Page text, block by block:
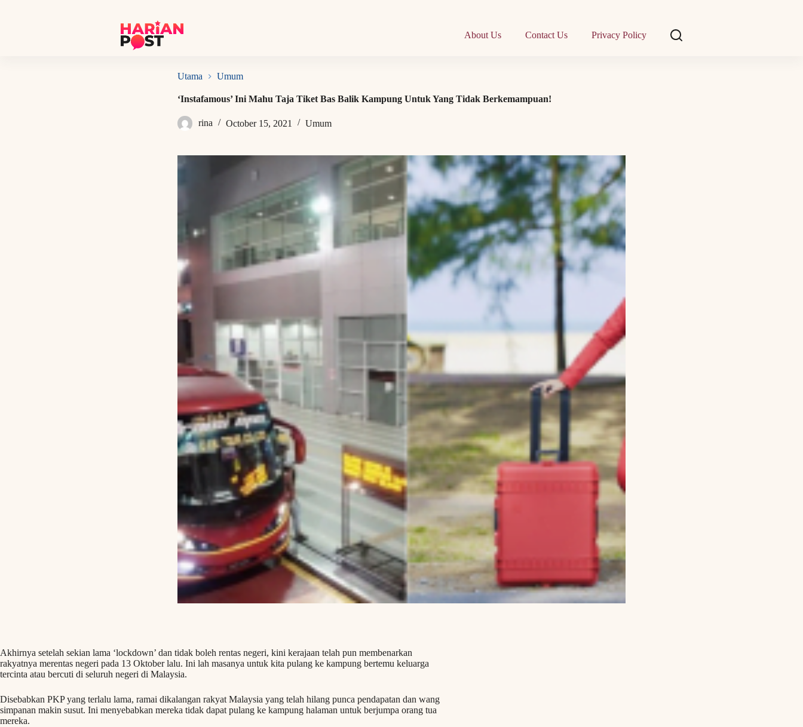
About Us Contact Us Privacy Policy
Utama Umum
‘Instafamous’ Ini Mahu Taja Tiket Bas Balik Kampung Untuk Yang Tidak Berkemampuan!
rina October 15, 2021 Umum
Akhirnya setelah sekian lama ‘lockdown’ dan tidak boleh rentas negeri, kini kerajaan telah pun membenarkan
rakyatnya merentas negeri pada 13 Oktober lalu. Ini lah masanya untuk kita pulang ke kampung bertemu keluarga
tercinta atau bercuti di seluruh negeri di Malaysia.
Disebabkan PKP yang terlalu lama, ramai dikalangan rakyat Malaysia yang telah hilang punca pendapatan dan wang
simpanan makin susut. Ini menyebabkan mereka tidak dapat pulang ke kampung halaman untuk berjumpa orang tua
mereka.